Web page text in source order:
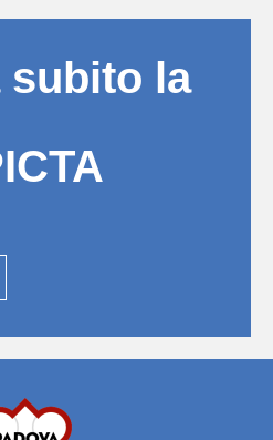
subito la